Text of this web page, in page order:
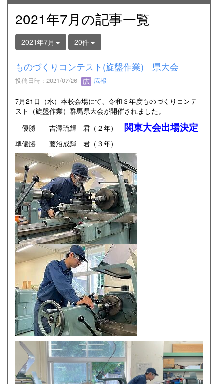
2021年7月の記事一覧
2021年7月 20件
ものづくりコンテスト(旋盤作業) 県大会
投稿日時 : 2021/07/26 広報
7月21日（水）本校会場にて、令和３年度ものづくりコンテ
スト（旋盤作業）群馬県大会が開催されました。
優勝 吉澤琉輝 君（２年） 関東大会出場決定
準優勝 藤沼成輝 君（３年）